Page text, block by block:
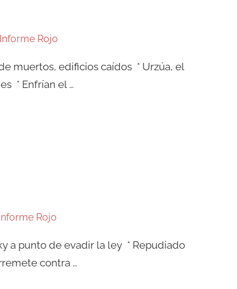
Informe Rojo
muertos, edificios caídos * Urzúa, el
* Enfrían el …
Rojo
a punto de evadir la ley * Repudiado
contra …